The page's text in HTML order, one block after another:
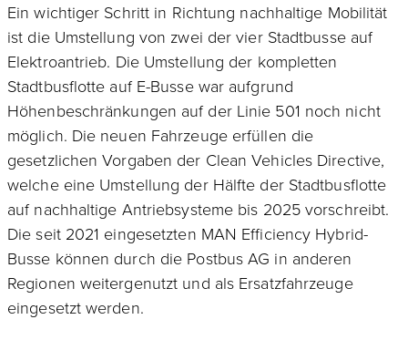
Ein wichtiger Schritt in Richtung nachhaltige Mobilität
ist die Umstellung von zwei der vier Stadtbusse auf
Elektroantrieb. Die Umstellung der kompletten
Stadtbusflotte auf E-Busse war aufgrund
Höhenbeschränkungen auf der Linie 501 noch nicht
möglich. Die neuen Fahrzeuge erfüllen die
gesetzlichen Vorgaben der Clean Vehicles Directive,
welche eine Umstellung der Hälfte der Stadtbusflotte
auf nachhaltige Antriebsysteme bis 2025 vorschreibt.
Die seit 2021 eingesetzten MAN Efficiency Hybrid-
Busse können durch die Postbus AG in anderen
Regionen weitergenutzt und als Ersatzfahrzeuge
eingesetzt werden.